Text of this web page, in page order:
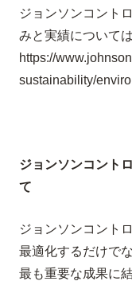
ジョンソンコント
みと実績については
https://
sustainability/
ジョンソンコント
て
ジョンソンコント
最適化するだけで
最も重要な成果に